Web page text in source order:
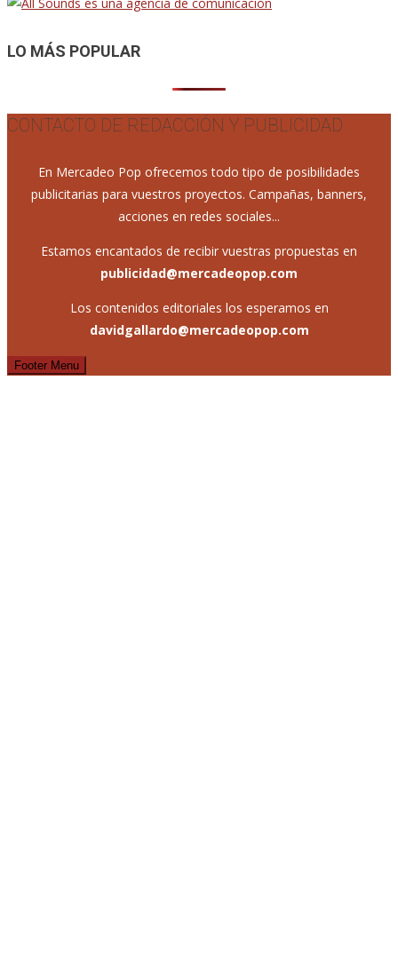
entradas
LO MÁS POPULAR
CONTACTO DE REDACCIÓN Y PUBLICIDAD
En Mercadeo Pop ofrecemos todo tipo de posibilidades
publicitarias para vuestros proyectos. Campañas, banners,
acciones en redes sociales...
Estamos encantados de recibir vuestras propuestas en
publicidad@mercadeopop.com
Los contenidos editoriales los esperamos en
davidgallardo@mercadeopop.com
Footer Menu